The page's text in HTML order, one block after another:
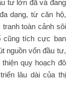
tư lớn đã và đang
dạng, từ căn hộ,
toàn cảnh sôi
cũng tích cực ban
nguồn vốn đầu tư,
quy hoạch đô
lâu dài của thị